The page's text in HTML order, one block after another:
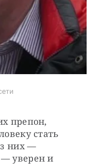
препон,
стать
них —